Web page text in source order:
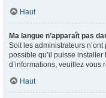
Haut
Ma langue n’apparaît pas
Soit les administrateurs
possible qu’il puisse
d’informations, veuillez vous
Haut